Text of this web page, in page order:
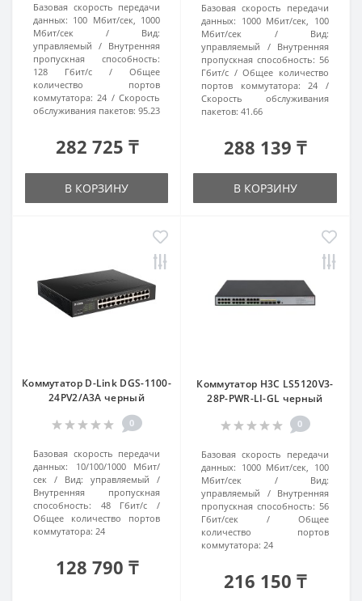
Базовая скорость передачи
данных: 100 Мбит/сек, 1000
Мбит/сек
Вид:
управляемый
Внутренняя
пропускная способность:
128 Гбит/с
Общее
количество портов
коммутатора: 24
Скорость
обслуживания пакетов: 95.23
282 725 ₸
В КОРЗИНУ
Базовая скорость передачи
данных: 1000 Мбит/сек, 100
Мбит/сек
Вид:
управляемый
Внутренняя
пропускная способность: 56
Гбит/с
Общее количество
портов коммутатора:
24
Скорость обслуживания
пакетов: 41.66
288 139 ₸
В КОРЗИНУ
Коммутатор D-Link DGS-1100-
24PV2/A3A черный
0
Базовая скорость передачи
данных:
10/100/1000 Мбит/
сек
Вид:
управляемый
Внутренняя пропускная
способность:
48 Гбит/с
Общее количество портов
коммутатора: 24
128 790 ₸
Коммутатор H3C LS5120V3-
28P-PWR-LI-GL черный
0
Базовая скорость передачи
данных: 1000 Мбит/сек, 100
Мбит/сек
Вид:
управляемый
Внутренняя
пропускная способность: 56
Гбит/сек
Общее
количество портов
коммутатора: 24
216 150 ₸